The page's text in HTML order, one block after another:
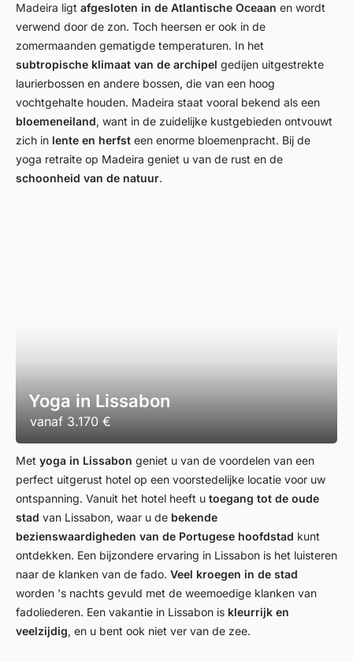
Madeira ligt afgesloten in de Atlantische Oceaan en wordt
verwend door de zon. Toch heersen er ook in de
zomermaanden gematigde temperaturen. In het
subtropische klimaat van de archipel gedijen uitgestrekte
laurierbossen en andere bossen, die van een hoog
vochtgehalte houden. Madeira staat vooral bekend als een
bloemeneiland, want in de zuidelijke kustgebieden ontvouwt
zich in lente en herfst een enorme bloemenpracht. Bij de
yoga retraite op Madeira geniet u van de rust en de
schoonheid van de natuur.
Yoga in Lissabon
vanaf 3.170 €
Met yoga in Lissabon geniet u van de voordelen van een
perfect uitgerust hotel op een voorstedelijke locatie voor uw
ontspanning. Vanuit het hotel heeft u toegang tot de oude
stad van Lissabon, waar u de bekende
bezienswaardigheden van de Portugese hoofdstad kunt
ontdekken. Een bijzondere ervaring in Lissabon is het luisteren
naar de klanken van de fado. Veel kroegen in de stad
worden 's nachts gevuld met de weemoedige klanken van
fadoliederen. Een vakantie in Lissabon is kleurrijk en
veelzijdig, en u bent ook niet ver van de zee.